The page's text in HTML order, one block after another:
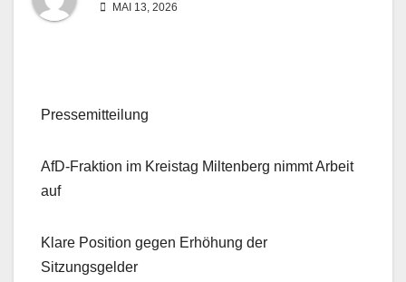
MAI 13, 2026
Pressemitteilung
AfD-Fraktion im Kreistag Miltenberg nimmt Arbeit
auf
Klare Position gegen Erhöhung der
Sitzungsgelder